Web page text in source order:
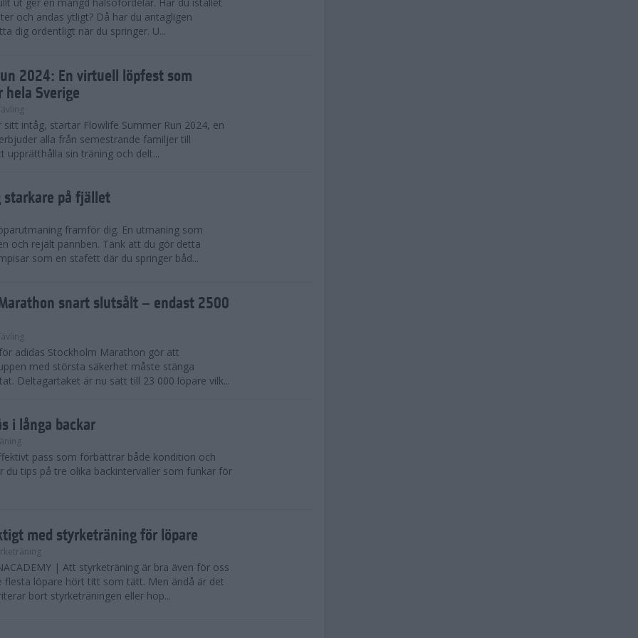
ut ger en mängd hälsofördelar. Har du istället
och andas ytligt? Då har du antagligen
dig ordentligt när du springer. U...
2024: En virtuell löpfest som
hela Sverige
intåg, startar Flowlife Summer Run 2024, en
alla från semestrande familjer till
upprätthålla sin träning och delt...
starkare på fjället
framför dig. En utmaning som
och rejält pannben. Tänk att du gör detta
som en stafett där du springer båd...
snart slutsålt – endast 2500
adidas Stockholm Marathon gör att
med största säkerhet måste stänga
Deltagartaket är nu satt till 23 000 löpare vilk...
i långa backar
pass som förbättrar både kondition och
du tips på tre olika backintervaller som funkar för
med styrketräning för löpare
| Att styrketräning är bra även för oss
flesta löpare hört titt som tätt. Men ändå är det
bort styrketräningen eller hop...